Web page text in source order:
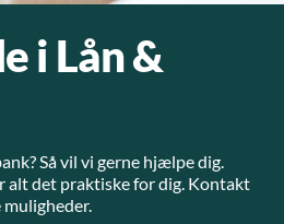
i Lån &
Så vil vi gerne hjælpe dig.
alt det praktiske for dig. Kontakt
muligheder.